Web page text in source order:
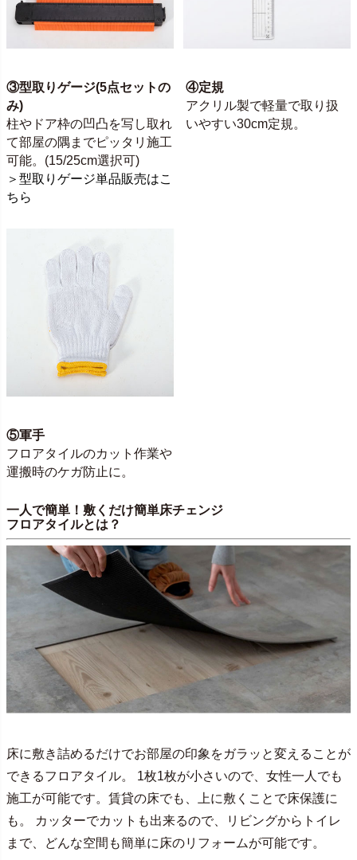
③型取りゲージ(5点セットの
み)
柱やドア枠の凹凸を写し取れ
て部屋の隅までピッタリ施工
可能。(15/25cm選択可)
＞型取りゲージ単品販売はこ
ちら
④定規
アクリル製で軽量で取り扱
いやすい30cm定規。
⑤軍手
フロアタイルのカット作業や
運搬時のケガ防止に。
一人で簡単！敷くだけ簡単床チェンジ
フロアタイルとは？
床に敷き詰めるだけでお部屋の印象をガラッと変えることが
できるフロアタイル。 1枚1枚が小さいので、女性一人でも
施工が可能です。賃貸の床でも、上に敷くことで床保護に
も。 カッターでカットも出来るので、リビングからトイレ
まで、どんな空間も簡単に床のリフォームが可能です。